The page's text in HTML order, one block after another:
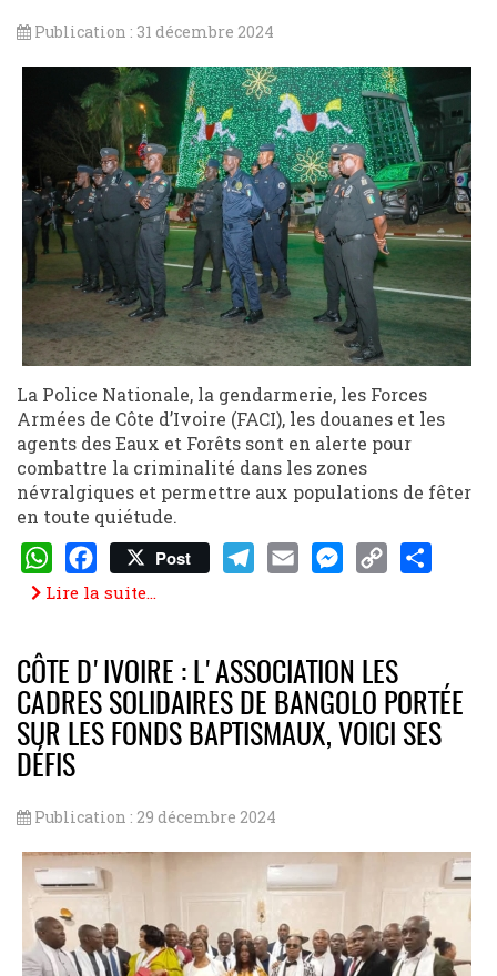
Publication : 31 décembre 2024
La Police Nationale, la gendarmerie, les Forces
Armées de Côte d’Ivoire (FACI), les douanes et les
agents des Eaux et Forêts sont en alerte pour
combattre la criminalité dans les zones
névralgiques et permettre aux populations de fêter
en toute quiétude.
WhatsApp
Facebook
Post
Lire la suite...
CÔTE D'IVOIRE : L'ASSOCIATION LES
CADRES SOLIDAIRES DE BANGOLO PORTÉE
SUR LES FONDS BAPTISMAUX, VOICI SES
DÉFIS
Publication : 29 décembre 2024